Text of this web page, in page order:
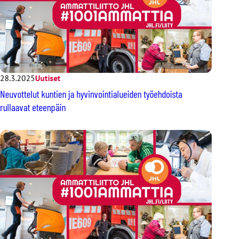
28.3.2025Uutiset
Neuvottelut kuntien ja hyvinvointialueiden työehdoista
rullaavat eteenpäin